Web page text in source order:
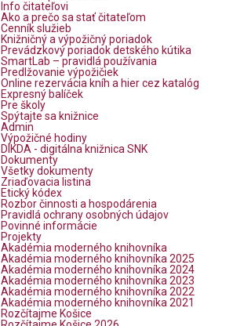
Info čitateľovi
Ako a prečo sa stať čitateľom
Cenník služieb
Knižničný a výpožičný poriadok
Prevádzkový poriadok detského kútika
SmartLab – pravidlá používania
Predlžovanie výpožičiek
Online rezervácia kníh a hier cez katalóg
Expresný balíček
Pre školy
Spýtajte sa knižnice
Admin
Výpožičné hodiny
DIKDA - digitálna knižnica SNK
Dokumenty
Všetky dokumenty
Zriaďovacia listina
Etický kódex
Rozbor činnosti a hospodárenia
Pravidlá ochrany osobných údajov
Povinné informácie
Projekty
Akadémia moderného knihovníka
Akadémia moderného knihovníka 2025
Akadémia moderného knihovníka 2024
Akadémia moderného knihovníka 2023
Akadémia moderného knihovníka 2022
Akadémia moderného knihovníka 2021
Rozčítajme Košice